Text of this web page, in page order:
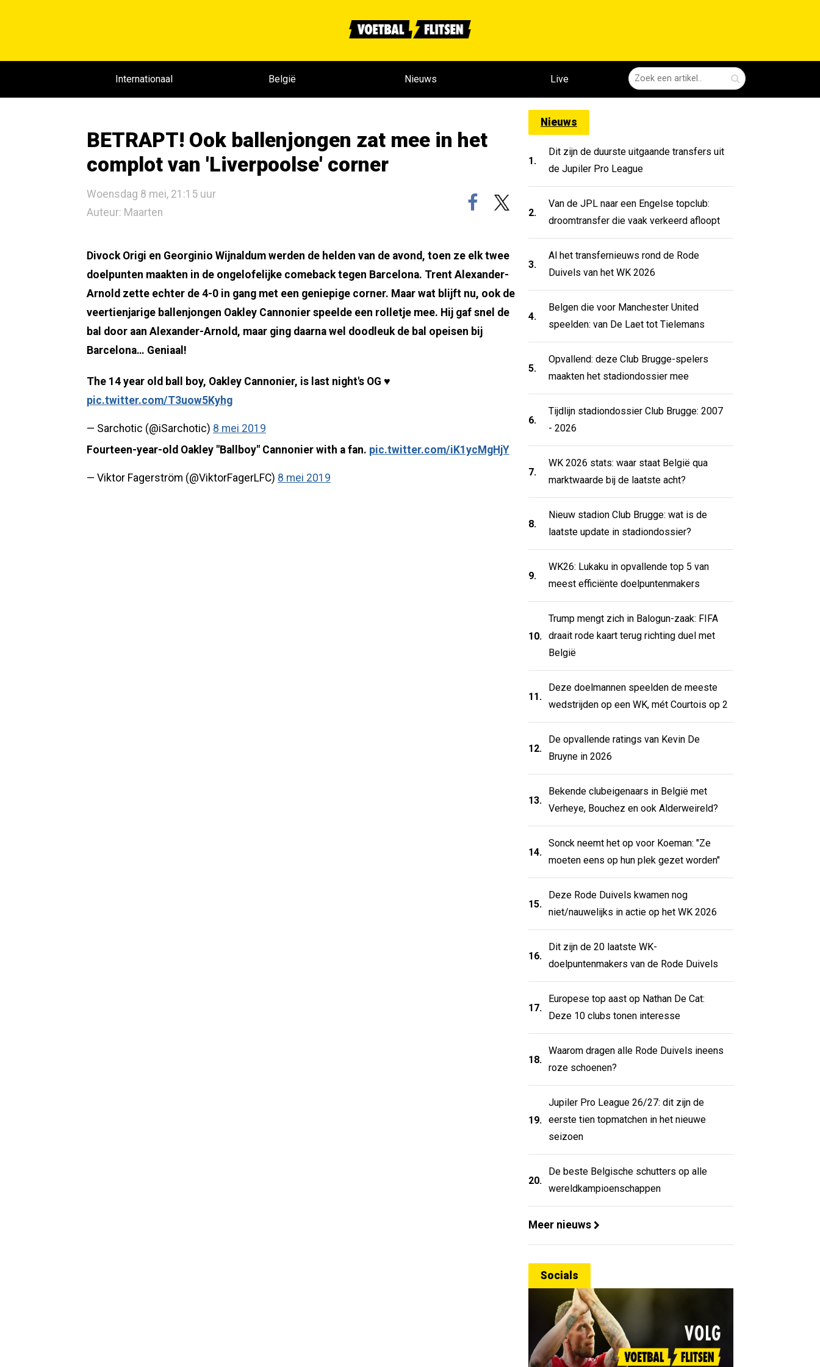
Internationaal België Nieuws Live
BETRAPT! Ook ballenjongen zat mee in het
complot van 'Liverpoolse' corner
Woensdag 8 mei, 21:15 uur
Auteur: Maarten
Divock Origi en Georginio Wijnaldum werden de helden van de avond, toen ze elk twee
doelpunten maakten in de ongelofelijke comeback tegen Barcelona. Trent Alexander-
Arnold zette echter de 4-0 in gang met een geniepige corner. Maar wat blijft nu, ook de
veertienjarige ballenjongen Oakley Cannonier speelde een rolletje mee. Hij gaf snel de
bal door aan Alexander-Arnold, maar ging daarna wel doodleuk de bal opeisen bij
Barcelona… Geniaal!
The 14 year old ball boy, Oakley Cannonier, is last night's OG ♥️
pic.twitter.com/T3uow5Kyhg
— Sarchotic (@iSarchotic) 8 mei 2019
Fourteen-year-old Oakley "Ballboy" Cannonier with a fan. pic.twitter.com/iK1ycMgHjY
— Viktor Fagerström (@ViktorFagerLFC) 8 mei 2019
Nieuws
1.
Dit zijn de duurste uitgaande transfers uit
de Jupiler Pro League
2.
Van de JPL naar een Engelse topclub:
droomtransfer die vaak verkeerd afloopt
3.
Al het transfernieuws rond de Rode
Duivels van het WK 2026
4.
Belgen die voor Manchester United
speelden: van De Laet tot Tielemans
5.
Opvallend: deze Club Brugge-spelers
maakten het stadiondossier mee
6.
Tijdlijn stadiondossier Club Brugge: 2007
- 2026
7.
WK 2026 stats: waar staat België qua
marktwaarde bij de laatste acht?
8.
Nieuw stadion Club Brugge: wat is de
laatste update in stadiondossier?
9.
WK26: Lukaku in opvallende top 5 van
meest efficiënte doelpuntenmakers
10.
Trump mengt zich in Balogun-zaak: FIFA
draait rode kaart terug richting duel met
België
11.
Deze doelmannen speelden de meeste
wedstrijden op een WK, mét Courtois op 2
12.
De opvallende ratings van Kevin De
Bruyne in 2026
13.
Bekende clubeigenaars in België met
Verheye, Bouchez en ook Alderweireld?
14.
Sonck neemt het op voor Koeman: "Ze
moeten eens op hun plek gezet worden"
15.
Deze Rode Duivels kwamen nog
niet/nauwelijks in actie op het WK 2026
16.
Dit zijn de 20 laatste WK-
doelpuntenmakers van de Rode Duivels
17.
Europese top aast op Nathan De Cat:
Deze 10 clubs tonen interesse
18.
Waarom dragen alle Rode Duivels ineens
roze schoenen?
19.
Jupiler Pro League 26/27: dit zijn de
eerste tien topmatchen in het nieuwe
seizoen
20.
De beste Belgische schutters op alle
wereldkampioenschappen
Meer nieuws
Socials